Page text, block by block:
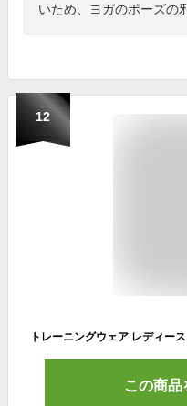
いため、ヨガのポーズの
12
この商品